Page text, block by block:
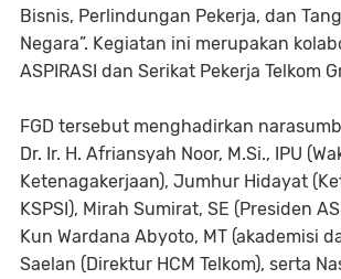
Bisnis, Perlindungan Pekerja, dan
Negara”. Kegiatan ini merupakan
ASPIRASI dan Serikat Pekerja Telkom
FGD tersebut menghadirkan
Dr. Ir. H. Afriansyah Noor, M.Si., IPU
Ketenagakerjaan), Jumhur Hidayat
KSPSI), Mirah Sumirat, SE (Presiden
Kun Wardana Abyoto, MT (akademisi
Saelan (Direktur HCM Telkom), serta